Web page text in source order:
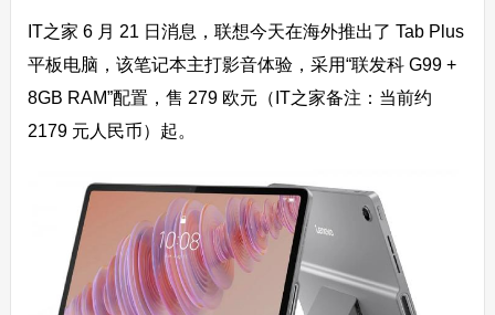
IT之家 6 月 21 日消息，联想今天在海外推出了 Tab Plus
平板电脑，该笔记本主打影音体验，采用“联发科 G99 +
8GB RAM”配置， 售 279 欧元（IT之家备注：当前约
2179 元人民币）起。